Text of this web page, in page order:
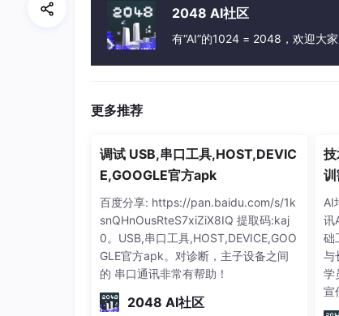
可能和依赖的python其他安装包的版本相关
Q：Embedding之后是不是会有许多向量
相似
不太好？有什么解决方案吗？
用MinerU，可以将pdf中的表格、图片 转
penDataLab 开源社区主导。
MinerU核心功能：把 PDF（含扫描版）
文本、表格、公式、图片和排版信息。一
ocker 批量三种方式。
https://mineru.net/
2048 AI社区
有“AI”的1024 = 2048，欢迎大
更多推荐
调试 USB,串口工具,HOST,DEVIC
E,GOOGLE官方apk
百度分享: https://pan.baidu.com/s/1k
snQHnOusRteS7xiZiX8IQ 提取码:kaj
0。USB,串口工具,HOST,DEVICE,GOO
GLE官方apk。对诊断，主子设备之间
的 串口通讯非常有帮助！
2048 AI社区
验
AI
讯
础
与
学
宣
能